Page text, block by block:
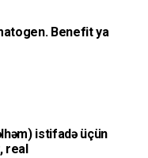
Benefit ya
istifadə üçün
real